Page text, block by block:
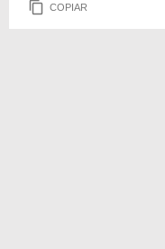
COPIAR